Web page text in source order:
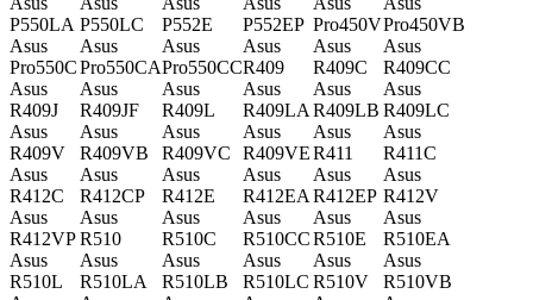
P550LA P550LC
P552E
P552EP Pro450VPro450VB
Asus
Pro550C
Asus
Pro550CA
Asus
Pro550CC
Asus
R409
Asus
R409C
Asus
R409CC
Asus
R409J
Asus
R409JF
Asus
R409L
Asus
R409LA
Asus
R409LB
Asus
R409LC
Asus
R409V
Asus
R409VB
Asus
R409VC
Asus
R409VE
Asus
R411
Asus
R411C
Asus
R412C
Asus
R412CP
Asus
R412E
Asus
R412EA
Asus
R412EP
Asus
R412V
Asus
R412VP
Asus
R510
Asus
R510C
Asus
R510CC
Asus
R510E
Asus
R510EA
Asus
R510L
Asus
R510LA
Asus
R510LB
Asus
R510LC
Asus
R510V
Asus
R510VB